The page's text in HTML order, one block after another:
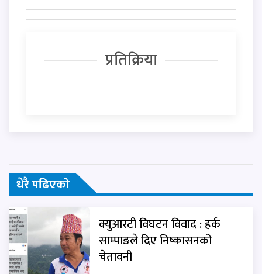
प्रतिक्रिया
धेरै पढिएको
क्युआरटी विघटन विवाद : हर्क
साम्पाङले दिए निष्कासनको
चेतावनी